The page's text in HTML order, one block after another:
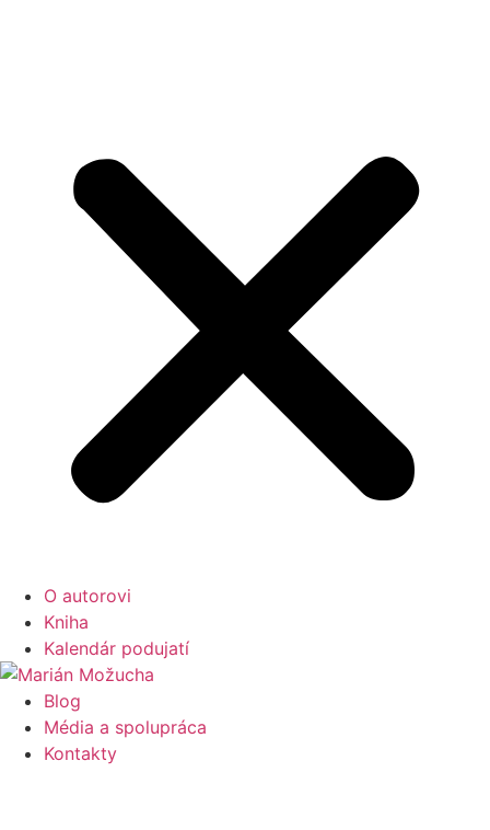
O autorovi
Kniha
Kalendár podujatí
Blog
Média a spolupráca
Kontakty